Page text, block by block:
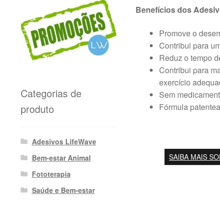
Benefícios dos
Promove o
Contribui para
Reduz o tempo
Contribui para
exercício
Sem
Fórmula
SAIBA MAIS
Categorias de
produto
Adesivos LifeWave
Bem-estar Animal
Fototerapia
Saúde e Bem-estar